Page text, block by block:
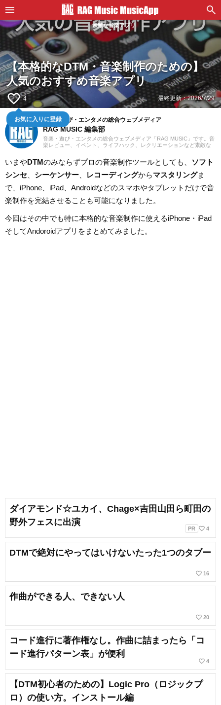
素敵な音楽アプリ
【本格的なDTM・音楽制作のための】
人気のおすすめ音楽アプリ
favorite_border 4
お気に入りに登録
最終更新：2026/7/29
音楽・遊び・エンタメの総合ウェブメディア
RAG MUSIC 編集部
音楽・遊び・エンタメの総合ウェブメディア「RAG MUSIC」です。音
楽レビュー、イベント、ライフハック、レクリエーションなど素敵な
いまやDTMのみならずプロの音楽制作ツールとしても、 ソフト
シンセ
シーケンサー レコーディングからマスタリングま
で、iPhone、iPad、Androidなどのスマホやタブレットだけで音
楽制作を完結させることも可能になりました。
今回はその中でも特に本格的な音楽制作に使えるiPhone・iPad
そしてAndoroidアプリをまとめてみました。
ダイアモンド☆ユカイ、Chage×吉田山田ら町田の
野外フェスに出演
PR favorite_border 4
DTMで絶対にやってはいけないたった1つのタブー
favorite_border 16
作曲ができる人、できない人
favorite_border 20
コード進行に著作権なし。作曲に詰まったら「コ
ード進行パターン表」が便利
favorite_border 4
【DTM初心者のための】Logic Pro（ロジックプ
ロ）の使い方。インストール編